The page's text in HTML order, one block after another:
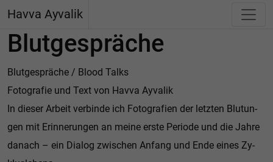
Havva Ayvalik
Blutgespräche
Blut­ge­sprä­che / Blood Talks
Fo­to­gra­fie und Text von Havva Ayva­lik
In die­ser Ar­beit ver­bin­de ich Fo­to­gra­fi­en der letz­ten Blu­tun­
gen mit Er­in­ne­run­gen an meine erste Pe­ri­o­de und die Jahre
da­nach – ein Di­a­log zwi­schen An­fang und Ende eines Zy­